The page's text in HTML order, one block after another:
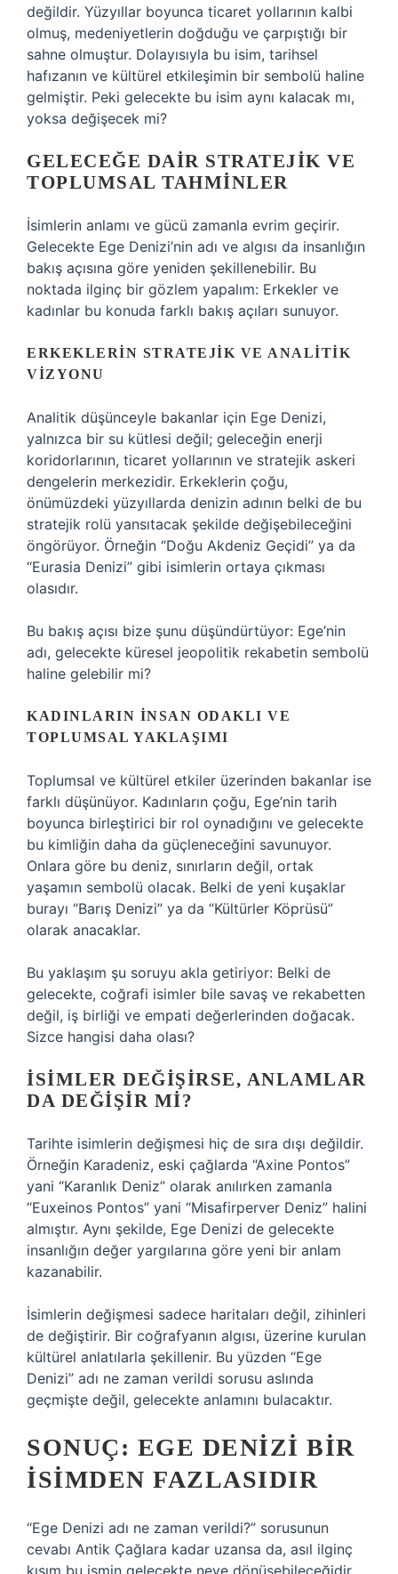
değildir. Yüzyıllar boyunca ticaret yollarının kalbi
olmuş, medeniyetlerin doğduğu ve çarpıştığı bir
sahne olmuştur. Dolayısıyla bu isim, tarihsel
hafızanın ve kültürel etkileşimin bir sembolü haline
gelmiştir. Peki gelecekte bu isim aynı kalacak mı,
yoksa değişecek mi?
GELECEĞE DAIR STRATEJIK VE
TOPLUMSAL TAHMINLER
İsimlerin anlamı ve gücü zamanla evrim geçirir.
Gelecekte Ege Denizi’nin adı ve algısı da insanlığın
bakış açısına göre yeniden şekillenebilir. Bu
noktada ilginç bir gözlem yapalım: Erkekler ve
kadınlar bu konuda farklı bakış açıları sunuyor.
ERKEKLERIN STRATEJIK VE ANALITIK
VIZYONU
Analitik düşünceyle bakanlar için Ege Denizi,
yalnızca bir su kütlesi değil; geleceğin enerji
koridorlarının, ticaret yollarının ve stratejik askeri
dengelerin merkezidir. Erkeklerin çoğu,
önümüzdeki yüzyıllarda denizin adının belki de bu
stratejik rolü yansıtacak şekilde değişebileceğini
öngörüyor. Örneğin “Doğu Akdeniz Geçidi” ya da
“Eurasia Denizi” gibi isimlerin ortaya çıkması
olasıdır.
Bu bakış açısı bize şunu düşündürtüyor: Ege’nin
adı, gelecekte küresel jeopolitik rekabetin sembolü
haline gelebilir mi?
KADINLARIN İNSAN ODAKLI VE
TOPLUMSAL YAKLAŞIMI
Toplumsal ve kültürel etkiler üzerinden bakanlar ise
farklı düşünüyor. Kadınların çoğu, Ege’nin tarih
boyunca birleştirici bir rol oynadığını ve gelecekte
bu kimliğin daha da güçleneceğini savunuyor.
Onlara göre bu deniz, sınırların değil, ortak
yaşamın sembolü olacak. Belki de yeni kuşaklar
burayı “Barış Denizi” ya da “Kültürler Köprüsü”
olarak anacaklar.
Bu yaklaşım şu soruyu akla getiriyor: Belki de
gelecekte, coğrafi isimler bile savaş ve rekabetten
değil, iş birliği ve empati değerlerinden doğacak.
Sizce hangisi daha olası?
İSIMLER DEĞIŞIRSE, ANLAMLAR
DA DEĞIŞIR MI?
Tarihte isimlerin değişmesi hiç de sıra dışı değildir.
Örneğin Karadeniz, eski çağlarda “Axine Pontos”
yani “Karanlık Deniz” olarak anılırken zamanla
“Euxeinos Pontos” yani “Misafirperver Deniz” halini
almıştır. Aynı şekilde, Ege Denizi de gelecekte
insanlığın değer yargılarına göre yeni bir anlam
kazanabilir.
İsimlerin değişmesi sadece haritaları değil, zihinleri
de değiştirir. Bir coğrafyanın algısı, üzerine kurulan
kültürel anlatılarla şekillenir. Bu yüzden “Ege
Denizi” adı ne zaman verildi sorusu aslında
geçmişte değil, gelecekte anlamını bulacaktır.
SONUÇ: EGE DENIZI BIR
İSIMDEN FAZLASIDIR
“Ege Denizi adı ne zaman verildi?” sorusunun
cevabı Antik Çağlara kadar uzansa da, asıl ilginç
kısım bu ismin gelecekte neye dönüşebileceğidir.